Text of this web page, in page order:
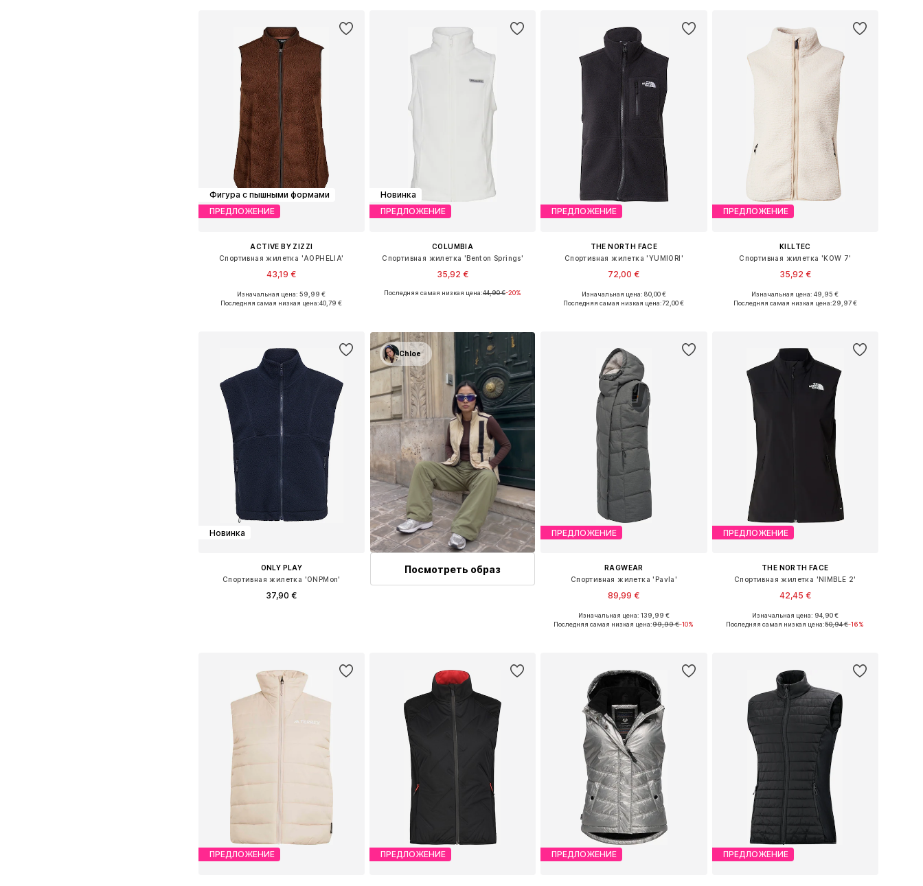
Фигура с пышными формами
ПРЕДЛОЖЕНИЕ
ACTIVE BY ZIZZI
Спортивная жилетка 'AOPHELIA'
43,19 €
Доступно множество размеров
Изначальная цена: 59,99 €
Последняя самая низкая цена:40,79 €
Новинка
ПРЕДЛОЖЕНИЕ
COLUMBIA
Спортивная жилетка 'Benton Springs'
35,92 €
Доступные размеры: S, M, L, XL
Последняя самая низкая цена:44,90 €-20%
ПРЕДЛОЖЕНИЕ
THE NORTH FACE
Спортивная жилетка 'YUMIORI'
72,00 €
Доступные размеры: XS, S, M, L, XL
Изначальная цена: 80,00 €
Последняя самая низкая цена:72,00 €
ПРЕДЛОЖЕНИЕ
KILLTEC
Спортивная жилетка 'KOW 7'
35,92 €
Доступно множество размеров
Изначальная цена: 49,95 €
Последняя самая низкая цена:29,97 €
Новинка
ONLY PLAY
Спортивная жилетка 'ONPMon'
37,90 €
Chloe
Посмотреть образ
ПРЕДЛОЖЕНИЕ
RAGWEAR
Спортивная жилетка 'Pavla'
89,99 €
+1
Доступные размеры: S, M, L, XL, XXL, XXXL
Изначальная цена: 139,99 €
Последняя самая низкая цена:99,99 €-10%
ПРЕДЛОЖЕНИЕ
THE NORTH FACE
Спортивная жилетка 'NIMBLE 2'
42,45 €
Доступные размеры: S, M
Изначальная цена: 94,90 €
Последняя самая низкая цена:50,94 €-16%
ПРЕДЛОЖЕНИЕ ПРЕДЛОЖЕНИЕ ПРЕДЛОЖЕНИЕ ПРЕДЛОЖЕНИЕ